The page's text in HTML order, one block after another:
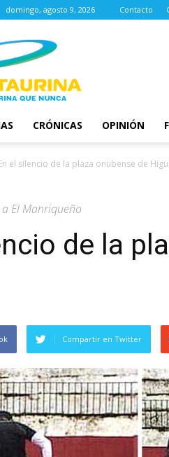
domingo, agosto 9, 2026 Contacto
CRÓNICAS OPINIÓN
el silencio de la plaza onubense de
El Manriqueño
de la
Compartir en Twitter